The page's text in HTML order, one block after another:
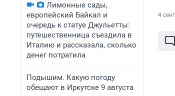
Лимонные сады,
европейский Байкал и
очередь к статуе Джульетты:
путешественница съездила в
Италию и рассказала, сколько
денег потратила
Подышим. Какую погоду
обещают в Иркутске 9 августа
4